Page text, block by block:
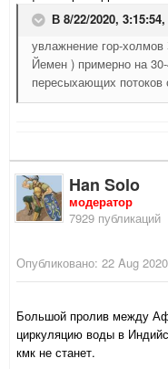
В 8/22/2020, 3:15:54,
увлажнение гор-
Йемен ) примерно на
пересыхающих потоков
Han Solo
модератор
7929 публикаций
Опубликовано: 22 Aug 2020
Большой пролив между
циркуляцию воды в
кмк не станет.